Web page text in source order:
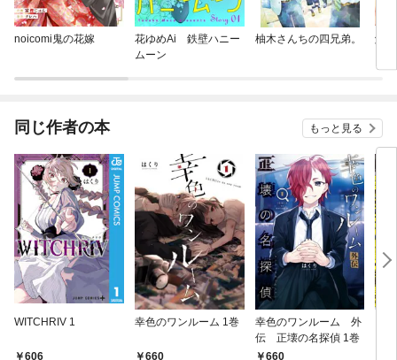
noicomi鬼の花嫁
花ゆめAi 鉄壁ハニー
ムーン
柚木さんちの四兄弟。 触
同じ作者の本 もっと見る
WITCHRIV 1
606
幸色のワンルーム 1巻
660
幸色のワンルーム 外
伝 正壊の名探偵 1巻
660